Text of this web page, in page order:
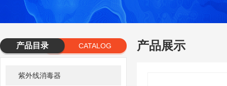
产品目录 CATALOG
紫外线消毒器
产品展示